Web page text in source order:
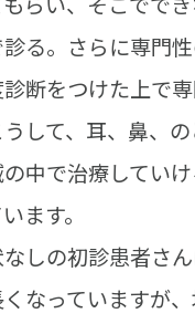
る。さらに専門
断をつけた上で
して、耳、鼻、
中で治療してい
ます。
しの初診患者さ
なっていますが、